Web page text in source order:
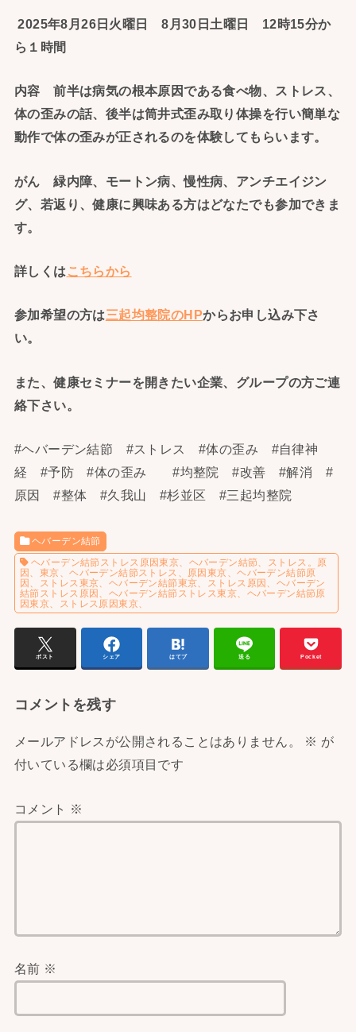
2025年8月26日火曜日 8月30日土曜日 12時15分か
ら１時間
内容 前半は病気の根本原因である食べ物、ストレス、
体の歪みの話、後半は筒井式歪み取り体操を行い簡単な
動作で体の歪みが正されるのを体験してもらいます。
がん 緑内障、モートン病、慢性病、アンチエイジン
グ、若返り、健康に興味ある方はどなたでも参加できま
す。
詳しくは こちらから
参加希望の方は三起均整院のHPからお申し込み下さ
い。
また、健康セミナーを開きたい企業、グループの方ご連
絡下さい。
#ヘバーデン結節 #ストレス #体の歪み #自律神
経 #予防 #体の歪み #均整院 #改善 #解消 #
原因 #整体 #久我山 #杉並区 #三起均整院
ヘバーデン結節
ヘバーデン結節ストレス原因東京、ヘバーデン結節、ストレス。原
因、東京、ヘバーデン結節ストレス、原因東京、ヘバーデン結節原
因、ストレス東京、ヘバーデン結節東京、ストレス原因、ヘバーデン
結節ストレス原因、ヘバーデン結節ストレス東京、ヘバーデン結節原
因東京、ストレス原因東京、
ポスト シェア はてブ 送る Pocket
コメントを残す
メールアドレスが公開されることはありません。 ※ が
付いている欄は必須項目です
コメント ※
名前 ※